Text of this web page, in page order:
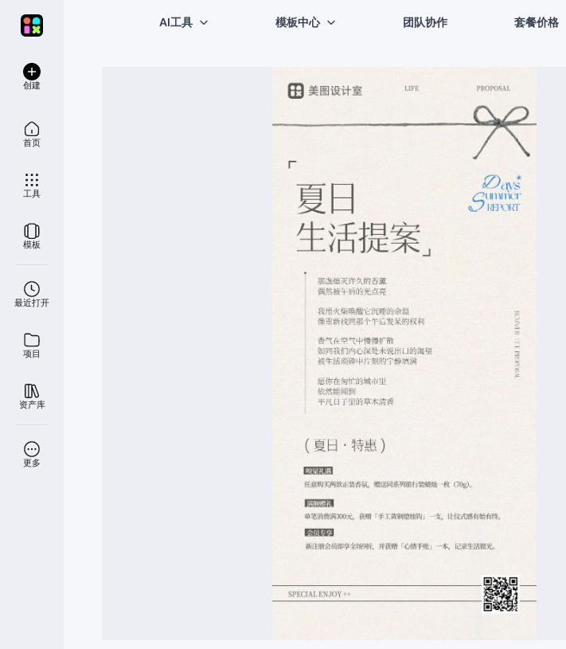
创建
首页
工具
模板
最近打开
项目
资产库
更多
AI工具 模板中心 团队协作 套餐价格